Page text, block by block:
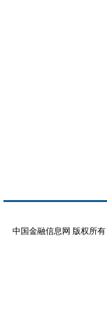
中国金融信息网 版权所有